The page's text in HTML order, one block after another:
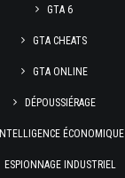
GTA 6
GTA CHEATS
GTA ONLINE
DÉPOUSSIÉRAGE
INTELLIGENCE ÉCONOMIQUE
ESPIONNAGE INDUSTRIEL